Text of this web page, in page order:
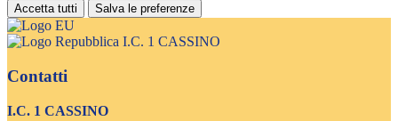
Accetta tutti Salva le preferenze
I.C. 1 CASSINO
Contatti
I.C. 1 CASSINO